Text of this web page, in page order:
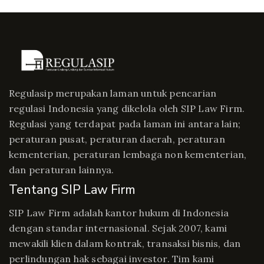
Regulasip merupakan laman untuk pencarian
regulasi Indonesia yang dikelola oleh SIP Law Firm.
Regulasi yang terdapat pada laman ini antara lain;
peraturan pusat, peraturan daerah, peraturan
kementerian, peraturan lembaga non kementerian,
dan peraturan lainnya.
Tentang SIP Law Firm
SIP Law Firm adalah kantor hukum di Indonesia
dengan standar internasional. Sejak 2007, kami
mewakili klien dalam kontrak, transaksi bisnis, dan
perlindungan hak sebagai investor. Tim kami